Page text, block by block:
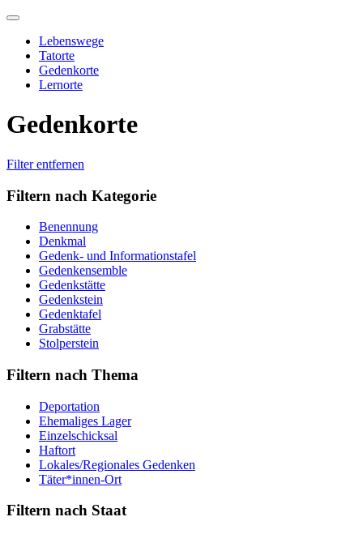
Skip
contentLebenswege
Tatorte
Gedenkorte
Lernorte
Gedenkorte
Filter entfernen
Filtern nach Kategorie
Benennung
Denkmal
Gedenk- und Informationstafel
Gedenkensemble
Gedenkstätte
Gedenkstein
Gedenktafel
Grabstätte
Stolperstein
Filtern nach Thema
Deportation
Ehemaliges Lager
Einzelschicksal
Haftort
Lokales/Regionales Gedenken
Täter*innen-Ort
Filtern nach Staat